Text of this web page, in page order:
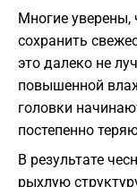
Многие уверены,
сохранить
это далеко не
повышенной
головки
постепенно
В результате
рыхлую